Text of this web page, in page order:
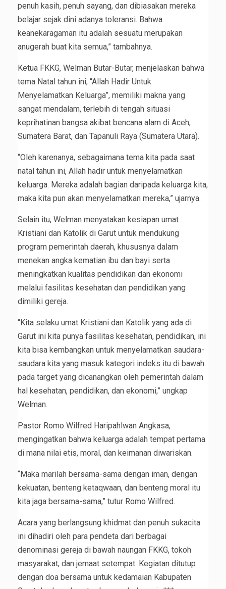
penuh kasih, penuh sayang, dan dibiasakan mereka
belajar sejak dini adanya toleransi. Bahwa
keanekaragaman itu adalah sesuatu merupakan
anugerah buat kita semua,” tambahnya.
Ketua FKKG, Welman Butar-Butar, menjelaskan bahwa
tema Natal tahun ini, “Allah Hadir Untuk
Menyelamatkan Keluarga”, memiliki makna yang
sangat mendalam, terlebih di tengah situasi
keprihatinan bangsa akibat bencana alam di Aceh,
Sumatera Barat, dan Tapanuli Raya (Sumatera Utara).
“Oleh karenanya, sebagaimana tema kita pada saat
natal tahun ini, Allah hadir untuk menyelamatkan
keluarga. Mereka adalah bagian daripada keluarga kita,
maka kita pun akan menyelamatkan mereka,” ujarnya.
Selain itu, Welman menyatakan kesiapan umat
Kristiani dan Katolik di Garut untuk mendukung
program pemerintah daerah, khususnya dalam
menekan angka kematian ibu dan bayi serta
meningkatkan kualitas pendidikan dan ekonomi
melalui fasilitas kesehatan dan pendidikan yang
dimiliki gereja.
“Kita selaku umat Kristiani dan Katolik yang ada di
Garut ini kita punya fasilitas kesehatan, pendidikan, ini
kita bisa kembangkan untuk menyelamatkan saudara-
saudara kita yang masuk kategori indeks itu di bawah
pada target yang dicanangkan oleh pemerintah dalam
hal kesehatan, pendidikan, dan ekonomi,” ungkap
Welman.
Pastor Romo Wilfred Haripahlwan Angkasa,
mengingatkan bahwa keluarga adalah tempat pertama
di mana nilai etis, moral, dan keimanan diwariskan.
“Maka marilah bersama-sama dengan iman, dengan
kekuatan, benteng ketaqwaan, dan benteng moral itu
kita jaga bersama-sama,” tutur Romo Wilfred.
Acara yang berlangsung khidmat dan penuh sukacita
ini dihadiri oleh para pendeta dari berbagai
denominasi gereja di bawah naungan FKKG, tokoh
masyarakat, dan jemaat setempat. Kegiatan ditutup
dengan doa bersama untuk kedamaian Kabupaten